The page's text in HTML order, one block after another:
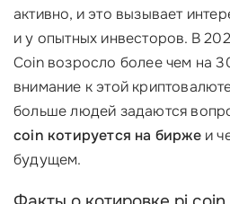
активно, и это вызывает
и у опытных инвесторов. В
Coin возросло более чем на
внимание к этой
больше людей задаются
coin котируется на биржеи
будущем.